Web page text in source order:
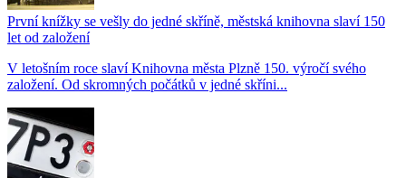
První knížky se vešly do jedné skříně, městská knihovna slaví 150
let od založení
V letošním roce slaví Knihovna města Plzně 150. výročí svého
založení. Od skromných počátků v jedné skříni...